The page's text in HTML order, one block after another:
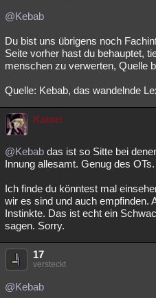
@Kebab
Du bist uns übrigens noch
Seite vorher hast du behauptet,
menschen zu verwerten, Quelle
Quelle: Kebab, das wandelnde
Katori
@Kebab das ist so Sitte bei
Innung allesamt. Genug des OTs.
Ich finde du könntest mal
wir es sind und auch empfinden.
Instinkte. Das ist echt ein
sagen. Sorry.
17
versteckt
@Kebab